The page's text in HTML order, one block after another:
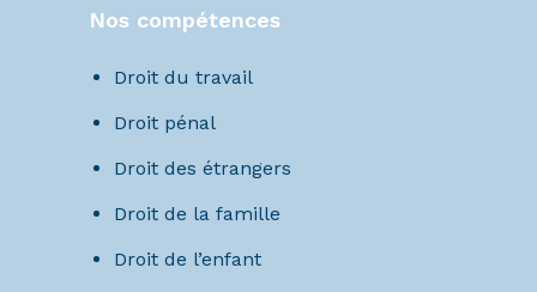
Nos compétences
Droit du travail
Droit pénal
Droit des étrangers
Droit de la famille
Droit de l’enfant